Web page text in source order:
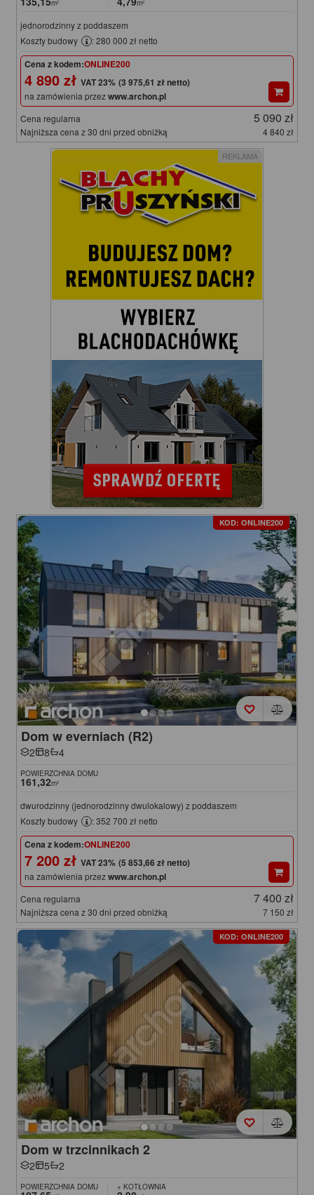
m² m²
jednorodzinny z poddaszem
Koszty budowy
: 280 000 zł netto
Cena z kodem:ONLINE200
4 890 zł (3 975,61 zł netto)
na zamówienia przezwww.archon.pl
Cena regularna 5 090 zł
Najniższa cena z 30 dni przed obniżką 4 840 zł
REKLAMA
KOD: ONLINE200
Dom w everniach (R2)
2 8 4
POWIERZCHNIA DOMU
161,32m²
dwurodzinny (jednorodzinny dwulokalowy) z poddaszem
Koszty budowy
: 352 700 zł netto
Cena z kodem:ONLINE200
7 200 zł (5 853,66 zł netto)
na zamówienia przezwww.archon.pl
Cena regularna 7 400 zł
Najniższa cena z 30 dni przed obniżką 7 150 zł
KOD: ONLINE200
Dom w trzcinnikach 2
2 5 2
POWIERZCHNIA DOMU + KOTŁOWNIA